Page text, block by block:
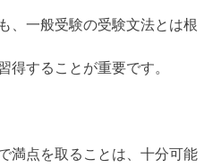
、一般受験の受験文法とは根
得することが重要です。
満点を取ることは、十分可能